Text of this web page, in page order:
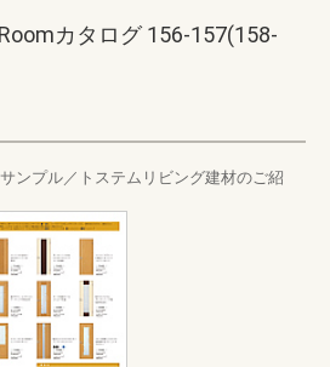
カタログ 156-157(158-
ンプル／トステムリビング建材のご紹